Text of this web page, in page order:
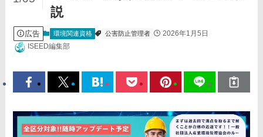
説
広告 環境関連資格 公害防止管理者
2026年1月5日
ISEED編集部